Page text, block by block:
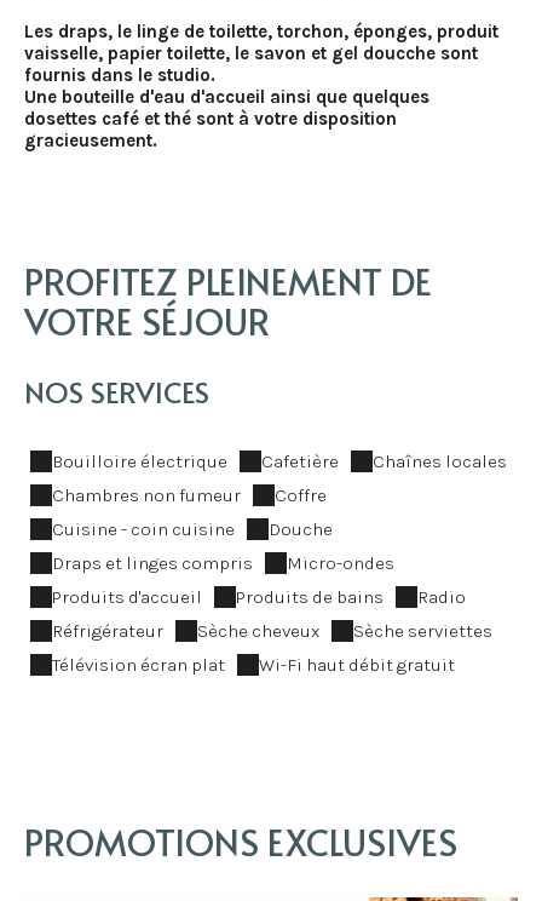
Les draps, le linge de toilette, torchon, éponges, produit
vaisselle, papier toilette, le savon et gel doucche sont
fournis dans le studio.
Une bouteille d'eau d'accueil ainsi que quelques
dosettes café et thé sont à votre disposition
gracieusement.
PROFITEZ PLEINEMENT DE
VOTRE SÉJOUR
NOS SERVICES
Bouilloire électrique Cafetière
Chaînes locales
Chambres non fumeur
Coffre
Cuisine - coin cuisine
Douche
Draps et linges compris
Micro-ondes
Produits d'accueil
Produits de bains
Radio
Réfrigérateur
Sèche cheveux
Sèche serviettes
Télévision écran plat
Wi-Fi haut débit gratuit
PROMOTIONS EXCLUSIVES